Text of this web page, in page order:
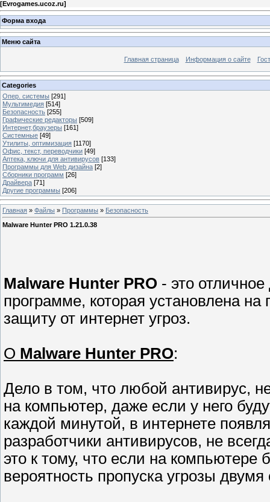
[Evrogames.ucoz.ru]
Форма входа
Меню сайта
Главная страница Информация о сайте
Categories
Опер. системы [291]
Мультимедия [514]
Безопасность [255]
Графические редакторы [509]
Интернет,браузеры [161]
Системные [49]
Утилиты, оптимизация [1170]
Офис, текст, переводчики [49]
Аптека, ключи для антивирусов [133]
Программы для Web дизайна [2]
Сборники программ [26]
Драйвера [71]
Другие программы [206]
Главная » Файлы » Программы » Безопасность
Malware Hunter PRO 1.21.0.38
Malware Hunter PRO - это
программе, которая установлена
защиту от интернет угроз.
О Malware Hunter PRO:
Дело в том, что любой антивирус,
на компьютер, даже если у него
каждой минутой, в интернете
разработчики антивирусов, не
это к тому, что если на компьютере
вероятность пропуска угрозы